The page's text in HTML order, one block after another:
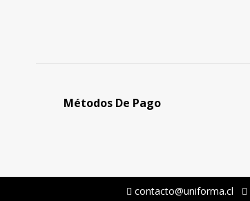
Métodos De Pago
contacto@uniforma.cl